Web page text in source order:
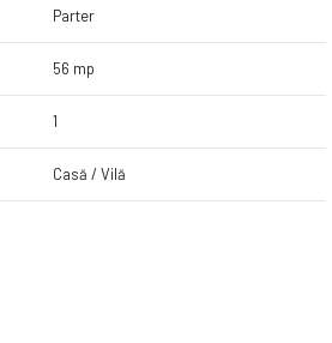
Parter
56 mp
1
Casă / Vilă